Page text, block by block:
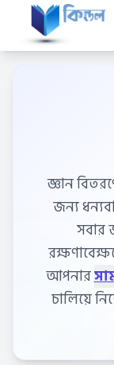
জ্ঞান
জন্য
সবার
আপনার
চালিয়ে